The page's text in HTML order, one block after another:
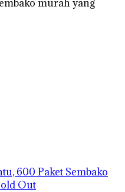
murah yang
600 Paket Sembako
Out